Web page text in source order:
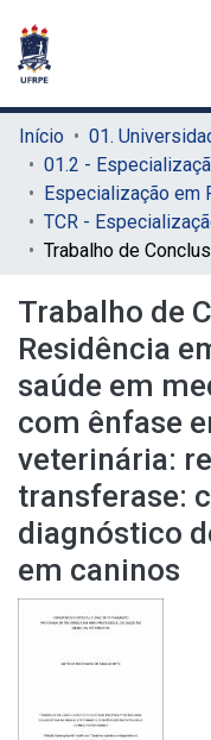
Início
Trabalho de
Residência
saúde em
com ênfase
veterinária:
transferase:
diagnóstico
em caninos